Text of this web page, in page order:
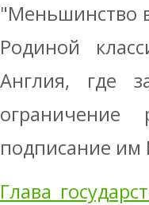
"Меньшинство
Родиной
Англия, где
подписание им
Глава